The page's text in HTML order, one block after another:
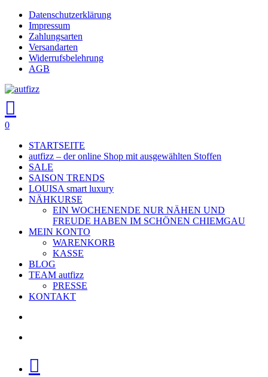
Skip
main
content
Datenschutzerklärung
Impressum
Zahlungsarten
Versandarten
Widerrufsbelehrung
AGB
search
account
0
STARTSEITE
autfizz – der online Shop mit ausgewählten Stoffen
SALE
SAISON TRENDS
LOUISA smart luxury
NÄHKURSE
EIN WOCHENENDE NUR NÄHEN UND
FREUDE HABEN IM SCHÖNEN CHIEMGAU
MEIN KONTO
WARENKORB
KASSE
BLOG
TEAM autfizz
PRESSE
KONTAKT